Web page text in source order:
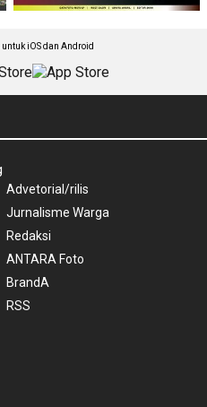
iOS dan Android
Advetorial/rilis
Jurnalisme Warga
Redaksi
ANTARA Foto
BrandA
RSS